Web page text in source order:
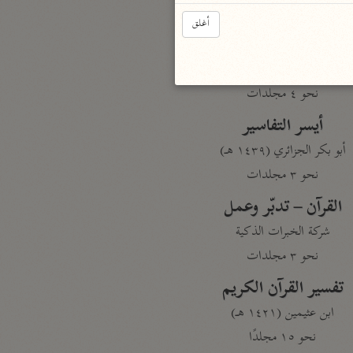
تيسير الكريم الرحمن
نحو ٤ مجلدات
أيسر التفاسير
أبو بكر الجزائري (١٤٣٩ هـ)
نحو ٣ مجلدات
القرآن – تدبّر وعمل
شركة الخبرات الذكية
نحو ٣ مجلدات
تفسير القرآن الكريم
ابن عثيمين (١٤٢١ هـ)
نحو ١٥ مجلدًا
أغلق